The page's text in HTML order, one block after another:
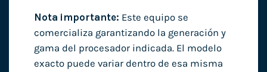
Nota importante: Este equipo se
comercializa garantizando la generación y
gama del procesador indicada. El modelo
exacto puede variar dentro de esa misma